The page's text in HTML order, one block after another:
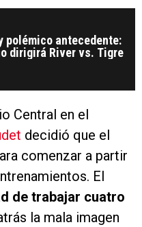
polémico antecedente:
dirigirá River vs. Tigre
Central en el
decidió que el
comenzar a partir
El
de trabajar cuatro
la mala imagen